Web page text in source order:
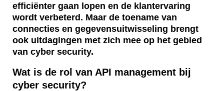
efficiënter gaan lopen en de klantervaring
wordt verbeterd. Maar de toename van
connecties en gegevensuitwisseling brengt
ook uitdagingen met zich mee op het gebied
van cyber security.
Wat is de rol van API management bij
cyber security?